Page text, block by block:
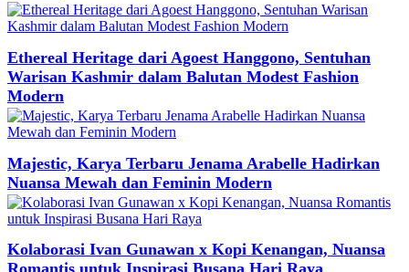
Ethereal Heritage dari Agoest Hanggono, Sentuhan
Warisan Kashmir dalam Balutan Modest Fashion
Modern
Majestic, Karya Terbaru Jenama Arabelle Hadirkan
Nuansa Mewah dan Feminin Modern
Kolaborasi Ivan Gunawan x Kopi Kenangan, Nuansa